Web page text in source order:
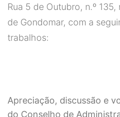
Rua 5 de Outubro, n.º
de Gondomar, com a
trabalhos:
Apreciação, discussão e
do Conselho de